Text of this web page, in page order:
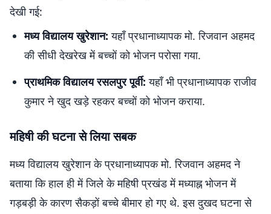
देखी गई:
मध्य विद्यालय खुरेशान: यहाँ प्रधानाध्यापक मो. रिजवान अहमद
की सीधी देखरेख में बच्चों को भोजन परोसा गया.
प्राथमिक विद्यालय रसलपुर पूर्वी: यहाँ भी प्रधानाध्यापक राजीव
कुमार ने खुद खड़े रहकर बच्चों को भोजन कराया.
महिषी की घटना से लिया सबक
मध्य विद्यालय खुरेशान के प्रधानाध्यापक मो. रिजवान अहमद ने
बताया कि हाल ही में जिले के महिषी प्रखंड में मध्याह्न भोजन में
गड़बड़ी के कारण सैकड़ों बच्चे बीमार हो गए थे. इस दुखद घटना से